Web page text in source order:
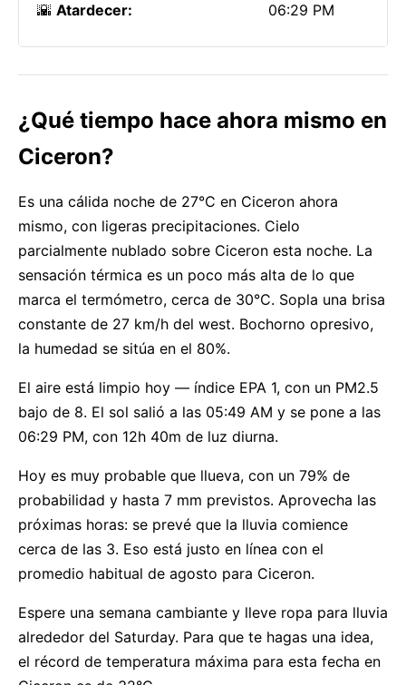
🌇 Atardecer: 06:29 PM
¿Qué tiempo hace ahora mismo en
Ciceron?
Es una cálida noche de 27°C en Ciceron ahora
mismo, con ligeras precipitaciones. Cielo
parcialmente nublado sobre Ciceron esta noche. La
sensación térmica es un poco más alta de lo que
marca el termómetro, cerca de 30°C. Sopla una brisa
constante de 27 km/h del west. Bochorno opresivo,
la humedad se sitúa en el 80%.
El aire está limpio hoy — índice EPA 1, con un PM2.5
bajo de 8. El sol salió a las 05:49 AM y se pone a las
06:29 PM, con 12h 40m de luz diurna.
Hoy es muy probable que llueva, con un 79% de
probabilidad y hasta 7 mm previstos. Aprovecha las
próximas horas: se prevé que la lluvia comience
cerca de las 3. Eso está justo en línea con el
promedio habitual de agosto para Ciceron.
Espere una semana cambiante y lleve ropa para lluvia
alrededor del Saturday. Para que te hagas una idea,
el récord de temperatura máxima para esta fecha en